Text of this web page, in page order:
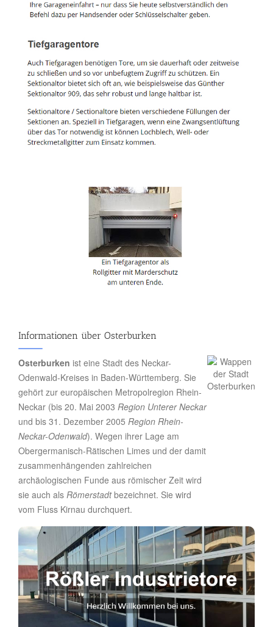
Informationen über Osterburken
Osterburken ist eine Stadt des Neckar-
Odenwald-Kreises in Baden-Württemberg. Sie
gehört zur europäischen Metropolregion Rhein-
Neckar (bis 20. Mai 2003 Region Unterer Neckar
und bis 31. Dezember 2005 Region Rhein-
Neckar-Odenwald). Wegen ihrer Lage am
Obergermanisch-Rätischen Limes und der damit
zusammenhängenden zahlreichen
archäologischen Funde aus römischer Zeit wird
sie auch als Römerstadtbezeichnet. Sie wird
vom Fluss Kirnau durchquert.